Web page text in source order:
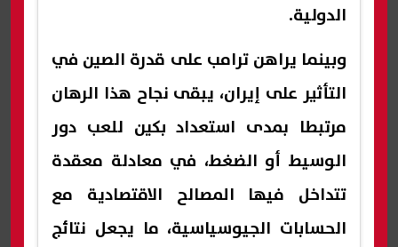
الدولية.
وبينما يراهن ترامب على قدرة الصين في
التأثير على إيران، يبقى نجاح هذا الرهان
مرتبطا بمدى استعداد بكين للعب دور
الوسيط أو الضغط، في معادلة معقدة
تتداخل فيها المصالح الاقتصادية مع
الحسابات الجيوسياسية، ما يجعل نتائج